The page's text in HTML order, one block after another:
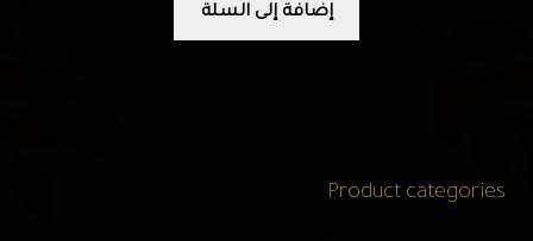
إضافة إلى السلة
Product categories